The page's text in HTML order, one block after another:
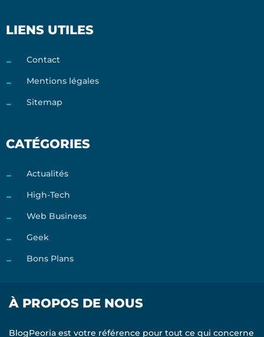
LIENS UTILES
Contact
Mentions légales
Sitemap
CATÉGORIES
Actualités
High-Tech
Web Business
Geek
Bons Plans
À PROPOS DE NOUS
BlogPeoria est votre référence pour tout ce qui concerne